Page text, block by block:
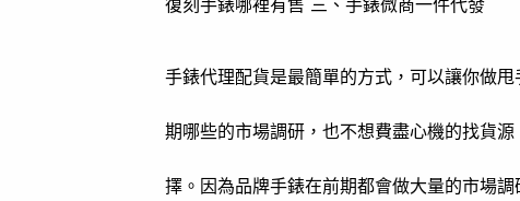
復刻手錶哪裡有售 三、手錶微商一件代發
手錶代理配貨是最簡單的方式，可以讓你做
期哪些的市場調研，也不想費盡心機的找貨
擇。因為品牌手錶在前期都會做大量的市場